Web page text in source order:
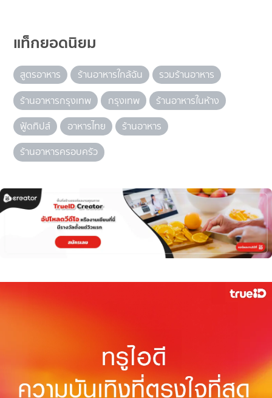
แท็กยอดนิยม
สูตรอาหาร ร้านอาหารใกล้ฉัน
รวมร้านอาหาร
ร้านอาหารกรุงเทพ
กรุงเทพ
ร้านอาหารในห้าง
ฟู้ดทิปส์
อาหารไทย
ร้านอาหาร
ร้านอาหารครอบครัว